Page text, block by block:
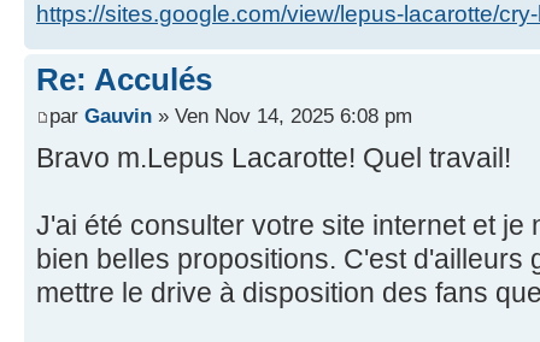
https://sites.google.com/view/lepus-lacarotte/
Re: Acculés
par Gauvin » Ven Nov 14, 2025 6:08 pm
Bravo m.Lepus Lacarotte! Quel travail!
J'ai été consulter votre site internet et je
bien belles propositions. C'est d'ailleurs
mettre le drive à disposition des fans